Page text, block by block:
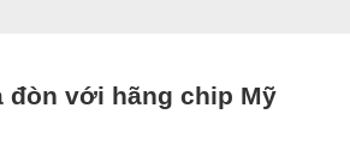
đòn với hãng chip Mỹ